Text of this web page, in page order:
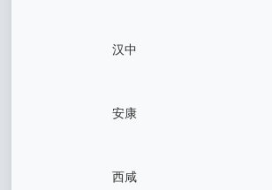
汉中
安康
西咸